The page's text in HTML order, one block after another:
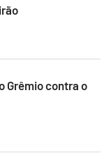
Grêmio contra o